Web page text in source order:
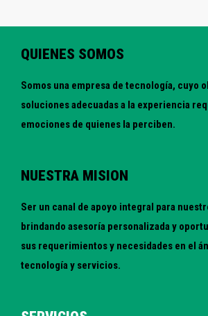
QUIENES SOMOS
Somos una empresa de tecnología, cuyo
soluciones adecuadas a la experiencia
emociones de quienes la perciben.
NUESTRA MISION
Ser un canal de apoyo integral para
brindando asesoría personalizada y
sus requerimientos y necesidades en el
tecnología y servicios.